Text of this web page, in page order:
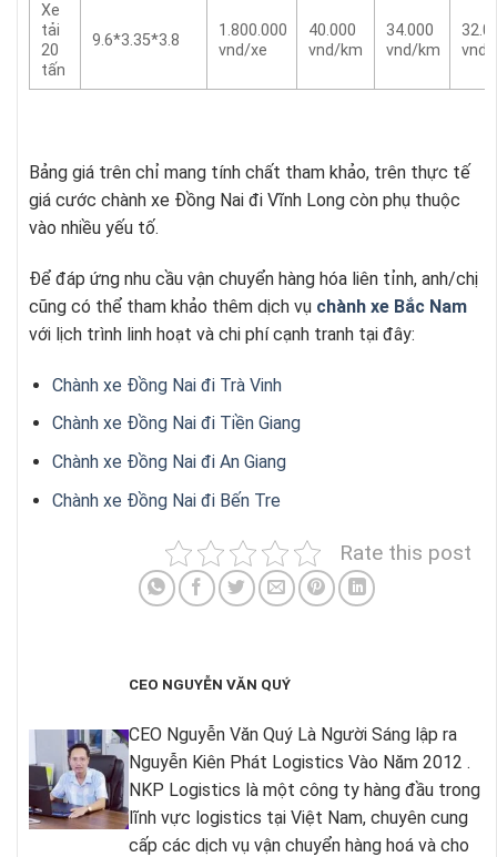
Xe
tải
20
tấn
9.6*3.35*3.8
1.800.000
vnd/xe
40.000
vnd/km
34.000
vnd/km
vnd/
Bảng giá trên chỉ mang tính chất tham khảo, trên thực tế
giá cước chành xe Đồng Nai đi Vĩnh Long còn phụ thuộc
vào nhiều yếu tố.
Để đáp ứng nhu cầu vận chuyển hàng hóa liên tỉnh, anh/chị
cũng có thể tham khảo thêm dịch vụ chành xe Bắc Nam
với lịch trình linh hoạt và chi phí cạnh tranh tại đây:
Chành xe Đồng Nai đi Trà Vinh
Chành xe Đồng Nai đi Tiền Giang
Chành xe Đồng Nai đi An Giang
Chành xe Đồng Nai đi Bến Tre
Rate this post
CEO NGUYỄN VĂN QUÝ
CEO Nguyễn Văn Quý Là Người Sáng lập ra
Nguyễn Kiên Phát Logistics Vào Năm 2012 .
NKP Logistics là một công ty hàng đầu trong
lĩnh vực logistics tại Việt Nam, chuyên cung
cấp các dịch vụ vận chuyển hàng hoá và cho